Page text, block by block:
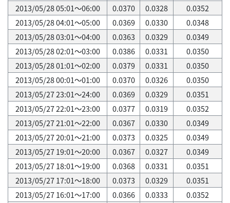
2013/05/28 05:01～06:00
0.0370 0.0328
0.0352
2013/05/28 04:01～05:00
0.0369 0.0330
0.0348
2013/05/28 03:01～04:00
0.0363 0.0329
0.0349
2013/05/28 02:01～03:00
0.0386 0.0331
0.0350
2013/05/28 01:01～02:00
0.0379 0.0331
0.0350
2013/05/28 00:01～01:00
0.0370 0.0326
0.0350
2013/05/27 23:01～24:00
0.0369 0.0329
0.0351
2013/05/27 22:01～23:00
0.0377 0.0319
0.0352
2013/05/27 21:01～22:00
0.0367 0.0330
0.0349
2013/05/27 20:01～21:00
0.0373 0.0325
0.0349
2013/05/27 19:01～20:00
0.0367 0.0327
0.0349
2013/05/27 18:01～19:00
0.0368 0.0331
0.0351
2013/05/27 17:01～18:00
0.0373 0.0329
0.0351
2013/05/27 16:01～17:00
0.0366 0.0333
0.0352